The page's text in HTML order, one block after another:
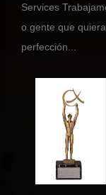
Services
o gente que
perfección...